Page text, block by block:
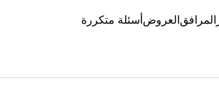
المرافق العروض أسئلة متكررة